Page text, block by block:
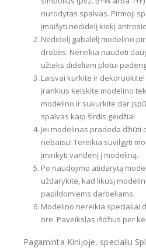
nurodytas spalvas. Pirmoji
įmaišyti nedidelį kiekį
Nedidelį gabalėlį modelino
drobės. Nereikia naudoti
užteks dideliam plotui
Laisvai kurkite ir
įrankius keiskite modelino
modelino ir sukurkite dar
spalvas kaip širdis geidžia!
Jei modelinas pradeda
nebaisu! Tereikia suvilgyti
įminkyti vandenį į modeliną.
Po naudojimo atidarytą
uždarykite, kad likusį
papildomiems darbeliams.
Modelino nereikia specialiai
ore. Paveikslas išdžius per
Pagaminta Kinijoje, specialiu